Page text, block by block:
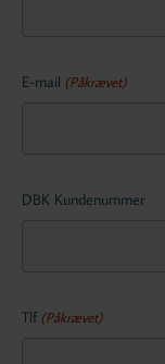
E-mail (Påkrævet)
DBK Kundenummer
Tlf (Påkrævet)